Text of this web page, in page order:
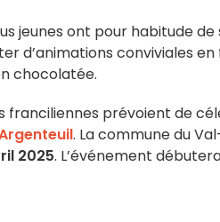
jeunes ont pour habitude
d’animations conviviales
chocolatée.
franciliennes prévoient de
. La commune du
2025. L’événement